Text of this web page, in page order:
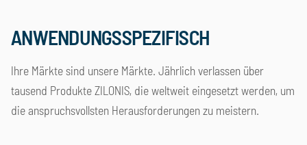
ANWENDUNGSSPEZIFISCH
Ihre Märkte sind unsere Märkte. Jährlich verlassen über
tausend Produkte ZILONIS, die weltweit eingesetzt werden, um
die anspruchsvollsten Herausforderungen zu meistern.